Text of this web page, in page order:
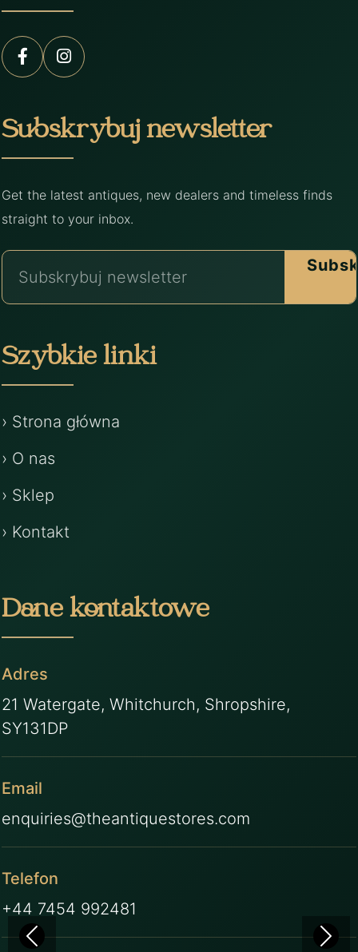
Subskrybuj newsletter
Get the latest antiques, new dealers and timeless finds
straight to your inbox.
Szybkie linki
› Strona główna
› O nas
› Sklep
› Kontakt
Dane kontaktowe
Adres
21 Watergate, Whitchurch, Shropshire,
SY131DP
Email
enquiries@theantiquestores.com
Telefon
+44 7454 992481